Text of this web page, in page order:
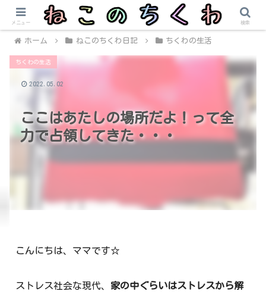
ホーム ねこのちくわ日記 ちくわの生活
ここはあたしの場所だよ！って全
力で占領してきた・・・
ちくわの生活
2022.05.02
こんにちは、ママです☆
ストレス社会な現代、 家の中ぐらいはストレスから解
メニュー 検索